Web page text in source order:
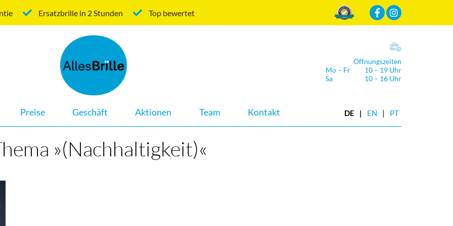
Ersatzbrille in 2 Stunden Top bewertet Mehr Infos
Öffnungszeiten
Mo – Fr
10 – 19 Uhr
Sa
10 – 16 Uhr
Navigation
Preise Geschäft Aktionen Team Kontakt DE EN PT
»(Nachhaltigkeit)«